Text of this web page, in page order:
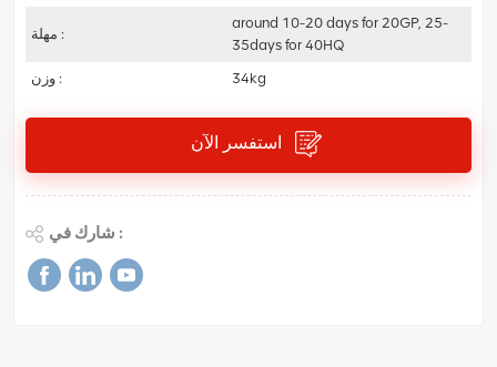
مهلة :
around 10-20 days for 20GP, 25-
35days for 40HQ
وزن :
34kg
شارك في :